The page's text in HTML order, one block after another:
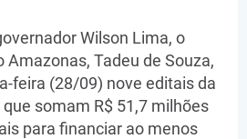
Wilson Lima, o
Amazonas, Tadeu de Souza,
feira (28/09) nove editais da
somam R$ 51,7 milhões
para financiar ao menos